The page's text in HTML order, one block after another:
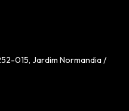
015, Jardim Normandia /